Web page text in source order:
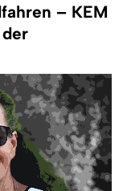
– KEM